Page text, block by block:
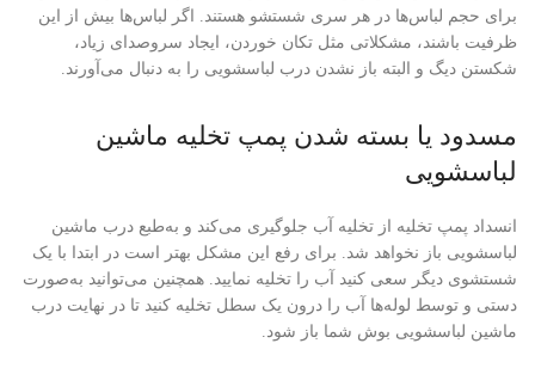
برای حجم لباس‌ها در هر سری شستشو هستند. اگر لباس‌ها بیش از این
ظرفیت باشند، مشکلاتی مثل تکان خوردن، ایجاد سروصدای زیاد،
شکستن دیگ و البته باز نشدن درب لباسشویی را به دنبال می‌آورند.
مسدود یا بسته شدن پمپ تخلیه ماشین
لباسشویی
انسداد پمپ تخلیه از تخلیه آب جلوگیری می‌کند و به‌طبع درب ماشین
لباسشویی باز نخواهد شد. برای رفع این مشکل بهتر است در ابتدا با یک
شستشوی دیگر سعی کنید آب را تخلیه نمایید. همچنین می‌توانید به‌صورت
دستی و توسط لوله‌ها آب را درون یک سطل تخلیه کنید تا در نهایت درب
ماشین لباسشویی بوش شما باز شود.